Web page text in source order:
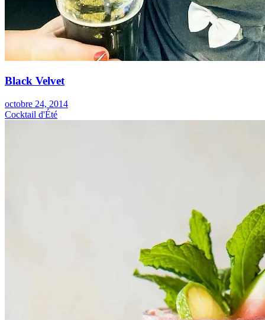
Black Velvet
octobre 24, 2014
Cocktail d'Été